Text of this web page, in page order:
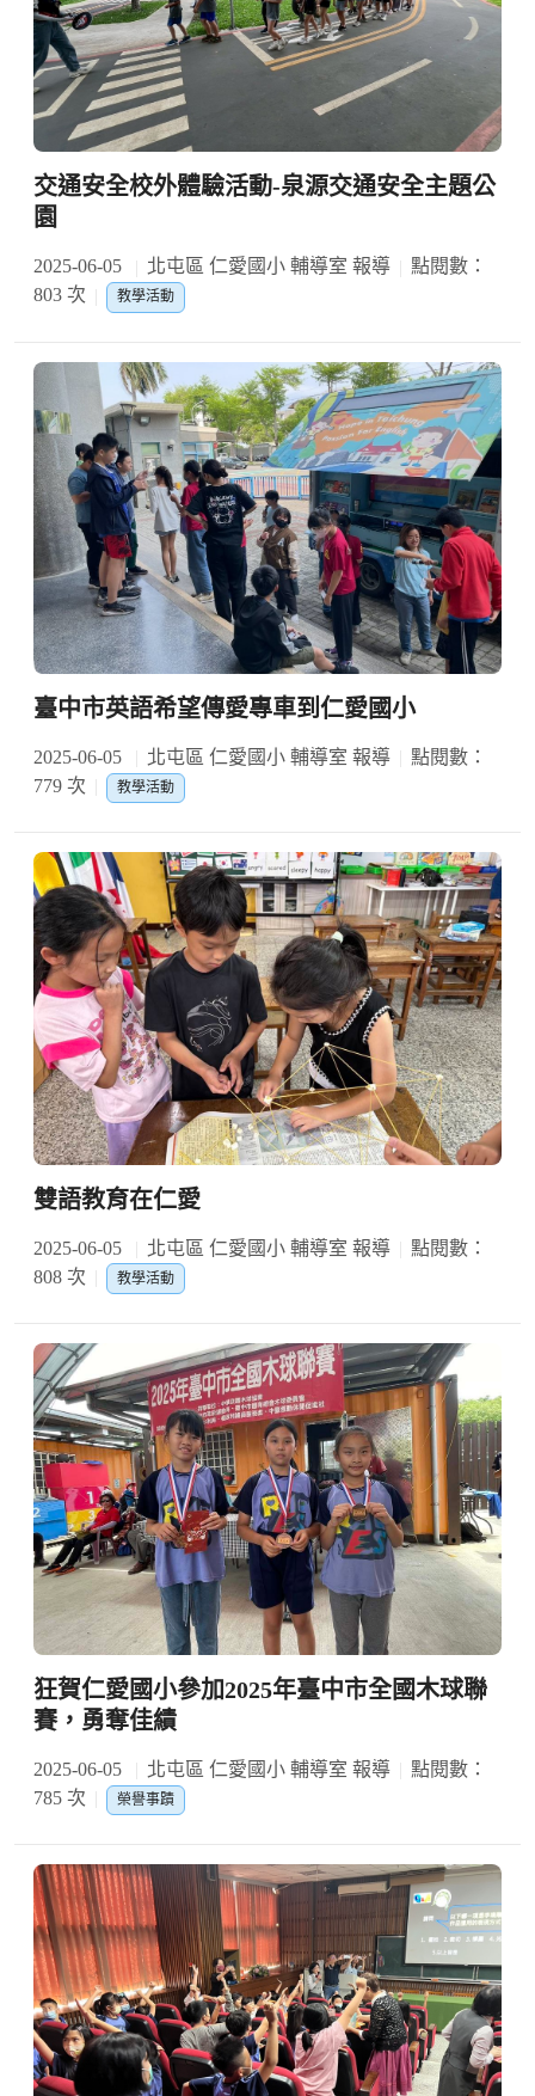
交通安全校外體驗活動-泉源交通安全主題公
園
2025-06-05 北屯區 仁愛國小 輔導室 報導
點閱數：
803 次
教學活動
臺中市英語希望傳愛專車到仁愛國小
2025-06-05 北屯區 仁愛國小 輔導室 報導
點閱數：
779 次
教學活動
雙語教育在仁愛
2025-06-05 北屯區 仁愛國小 輔導室 報導
點閱數：
808 次
教學活動
狂賀仁愛國小參加2025年臺中市全國木球聯
賽，勇奪佳績
2025-06-05 北屯區 仁愛國小 輔導室 報導
點閱數：
785 次
榮譽事蹟